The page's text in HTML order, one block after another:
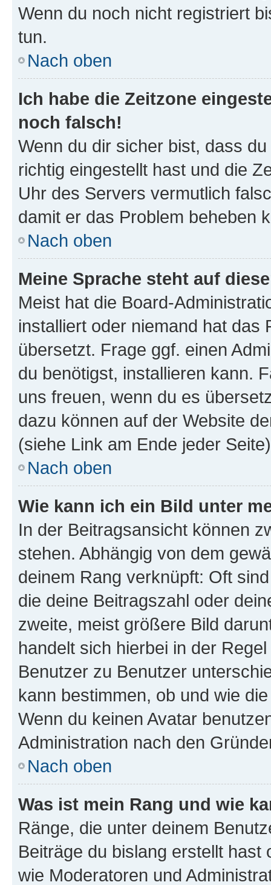
Wenn du noch nicht registriert
tun.
Nach oben
Ich habe die Zeitzone
noch falsch!
Wenn du dir sicher bist, dass
richtig eingestellt hast und die
Uhr des Servers vermutlich
damit er das Problem beheben
Nach oben
Meine Sprache steht auf
Meist hat die Board-
installiert oder niemand hat das
übersetzt. Frage ggf. einen
du benötigst, installieren kann.
uns freuen, wenn du es
dazu können auf der Website
(siehe Link am Ende jeder
Nach oben
Wie kann ich ein Bild unter
In der Beitragsansicht können
stehen. Abhängig von dem
deinem Rang verknüpft: Oft
die deine Beitragszahl oder
zweite, meist größere Bild
handelt sich hierbei in der
Benutzer zu Benutzer
kann bestimmen, ob und wie
Wenn du keinen Avatar
Administration nach den
Nach oben
Was ist mein Rang und wie
Ränge, die unter deinem
Beiträge du bislang erstellt
wie Moderatoren und